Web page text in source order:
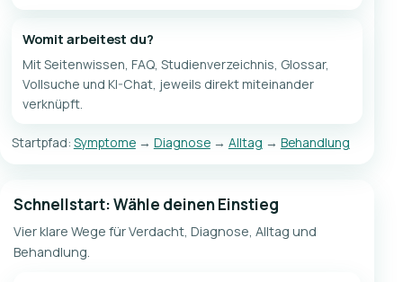
Womit arbeitest du?
Mit Seitenwissen, FAQ, Studienverzeichnis, Glossar,
Vollsuche und KI-Chat, jeweils direkt miteinander
verknüpft.
Startpfad: Symptome→ Diagnose→ Alltag → Behandlung
Schnellstart: Wähle deinen Einstieg
Vier klare Wege für Verdacht, Diagnose, Alltag und
Behandlung.